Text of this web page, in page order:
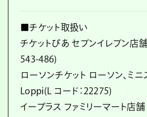
■チケット取扱い
チケットぴあ セブンイレブン店舗
543-486)
ローソンチケット ローソン、ミニ
Loppi(L コード：22275)
イープラス ファミリーマート店舗